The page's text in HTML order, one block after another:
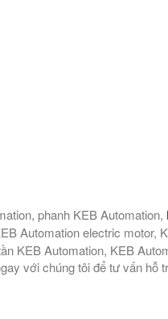
phanh KEB Automation,
Automation electric motor,
KEB Automation, KEB
với chúng tôi để tư vấn hỗ